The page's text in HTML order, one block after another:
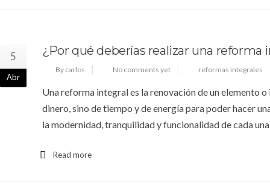
5
Abr
¿Por qué deberías realizar una reforma
By carlos No comments yet reformas integrales
Una reforma integral es la renovación de un elemento
dinero, sino de tiempo y de energía para poder hacer
la modernidad, tranquilidad y funcionalidad de cada
Read more